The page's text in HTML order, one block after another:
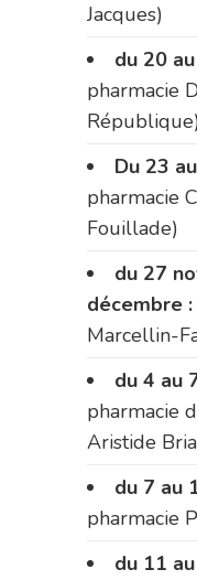
Jacques)
du 20
pharmacie
Du 23
pharmacie
Fouillade)
du 27
décembre :
Marcellin-
du 4 au
pharmacie
Aristide
du 7 au
pharmacie
du 11